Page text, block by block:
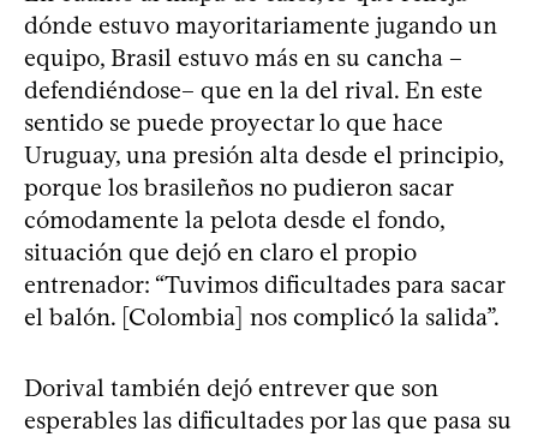
dónde estuvo mayoritariamente jugando un
equipo, Brasil estuvo más en su cancha –
defendiéndose– que en la del rival. En este
sentido se puede proyectar lo que hace
Uruguay, una presión alta desde el principio,
porque los brasileños no pudieron sacar
cómodamente la pelota desde el fondo,
situación que dejó en claro el propio
entrenador: “Tuvimos dificultades para sacar
el balón. [Colombia] nos complicó la salida”.
Dorival también dejó entrever que son
esperables las dificultades por las que pasa su